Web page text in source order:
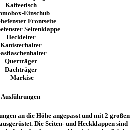
Kaffeetisch
Einschub
Frontseite
Seitenklappe
Heckleiter
Kanisterhalter
Querträger
Dachträger
Markise
Ausführungen
an die Höhe angepasst und mit 2 großen
Die Seiten- und Heckklappen sind